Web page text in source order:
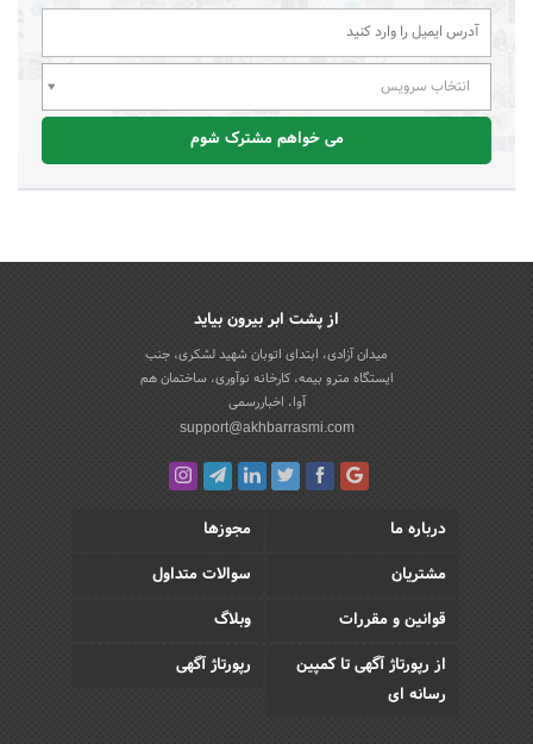
انتخاب سرویس
می خواهم مشترک شوم
از پشت ابر بیرون بیاید
میدان آزادی، ابتدای اتوبان شهید لشکری، جنب
ایستگاه مترو بیمه، کارخانه نوآوری، ساختمان هم
آوا، اخباررسمی
support@akhbarrasmi.com
درباره ما
مجوزها
مشتریان
سوالات متداول
قوانین و مقررات
وبلاگ
از رپورتاژ آگهی تا کمپین
رسانه ای
رپورتاژ آگهی